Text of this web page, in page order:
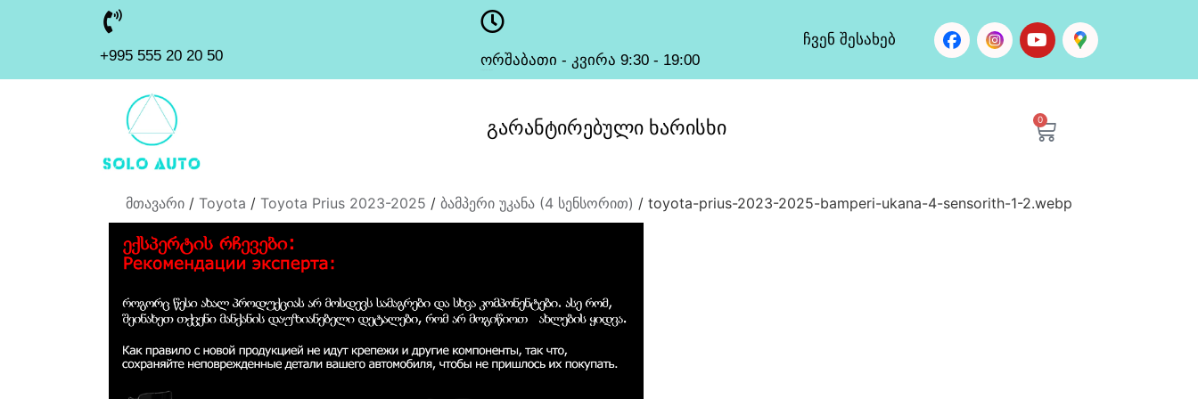
+995 555 20 20 50 ორშაბათი - კვირა 9:30 - 19:00
ჩვენ შესახებ
გარანტირებული ხარისხი 0
მთავარი / Toyota / Toyota Prius 2023-2025 / ბამპერი უკანა (4 სენსორით) / toyota-prius-2023-2025-bamperi-ukana-4-sensorith-1-2.webp